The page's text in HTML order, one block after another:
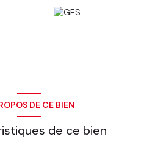
DE CE BIEN
de ce bien